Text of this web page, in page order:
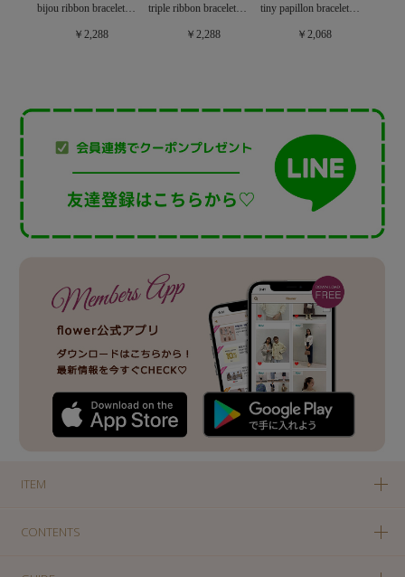
bijou ribbon bracelet～ﾋﾞｼﾞｭｰﾘﾎﾞﾝﾌﾞﾚｽﾚｯﾄ
￥2,288
triple ribbon bracelet～ﾄﾘﾌﾟﾙﾘﾎﾞﾝﾌﾞﾚｽﾚｯﾄ
￥2,288
tiny papillon bracelet～ﾀｲﾆｰﾊﾟﾋﾟﾖﾝﾌﾞﾚｽﾚｯﾄ
￥2,068
ITEM
CONTENTS